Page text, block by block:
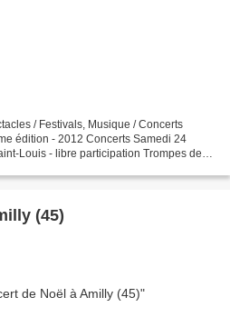
/ Festivals, Musique / Concerts
édition - 2012 Concerts Samedi 24
Louis - libre participation Trompes de
(45)